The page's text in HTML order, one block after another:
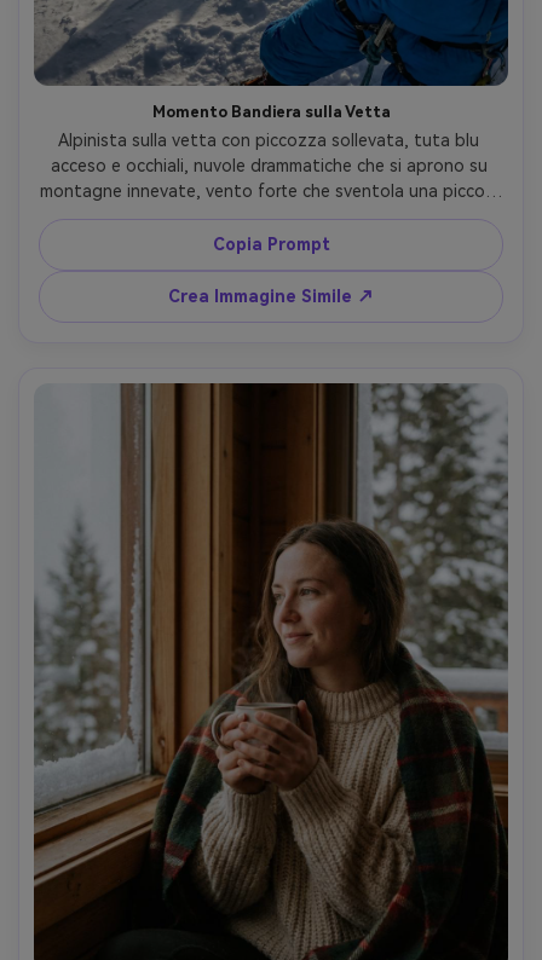
Momento Bandiera sulla Vetta
Alpinista sulla vetta con piccozza sollevata, tuta blu
acceso e occhiali, nuvole drammatiche che si aprono su
montagne innevate, vento forte che sventola una piccola
bandiera, luce dura e ombre nitide, scatto stile GoPro ma
ultra-alta risoluzione, prospettiva a 24mm, angolazione
dinamica dal basso, vibe documentaristico avventuroso
epico, texture realistica della neve e dei tessuti --ar 4:5
Copia Prompt
Crea Immagine Simile ↗